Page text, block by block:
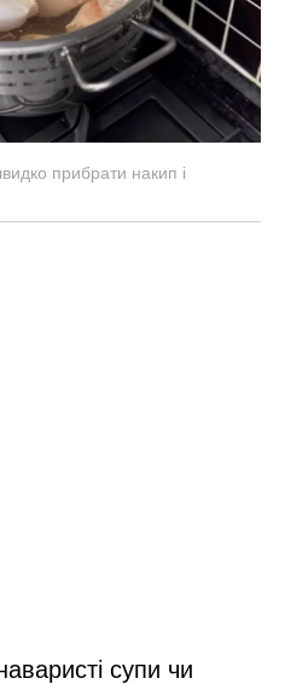
прибрати накип і
супи чи